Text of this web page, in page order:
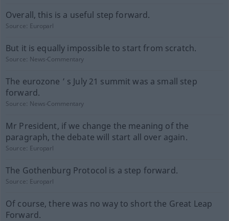
Overall, this is a useful step forward.
Source: Europarl
But it is equally impossible to start from scratch.
Source: News-Commentary
The eurozone ’ s July 21 summit was a small step
forward.
Source: News-Commentary
Mr President, if we change the meaning of the
paragraph, the debate will start all over again.
Source: Europarl
The Gothenburg Protocol is a step forward.
Source: Europarl
Of course, there was no way to short the Great Leap
Forward.